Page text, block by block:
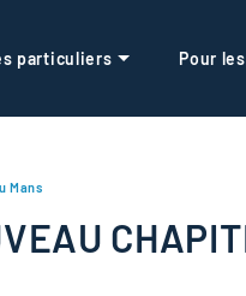
particuliers Pour
Mans